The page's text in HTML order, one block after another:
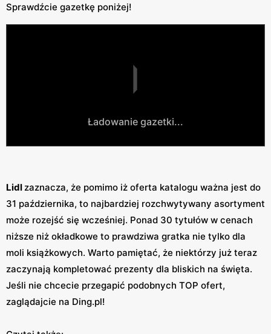
Sprawdźcie gazetkę poniżej!
Ładowanie gazetki...
Lidlzaznacza, że pomimo iż oferta katalogu ważna jest do
31 października, to najbardziej rozchwytywany asortyment
może rozejść się wcześniej. Ponad 30 tytułów w cenach
niższe niż okładkowe to prawdziwa gratka nie tylko dla
moli książkowych. Warto pamiętać, że niektórzy już teraz
zaczynają kompletować prezenty dla bliskich na święta.
Jeśli nie chcecie przegapić podobnych TOP ofert,
zaglądajcie na Ding.pl!